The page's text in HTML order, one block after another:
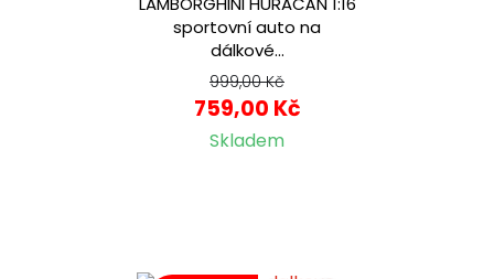
sportovní auto na
dálkové...
999,00 Kč
759,00 Kč
Skladem